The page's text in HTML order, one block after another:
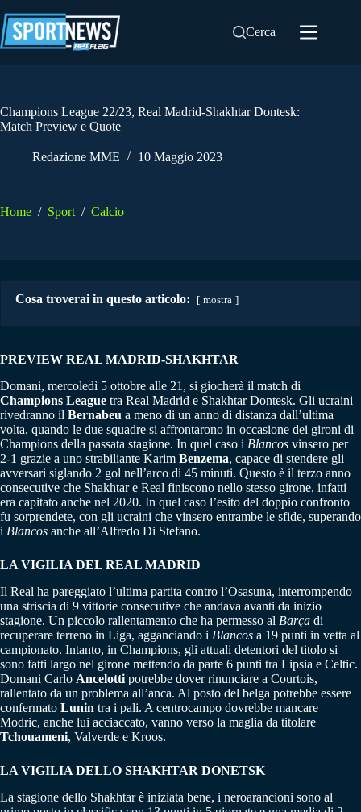
al
contenuto
Cerca
Champions League 22/23, Real Madrid-Shakhtar Dontesk:
Match Preview e Quote
Redazione MME 10 Maggio 2023
Home / Sport / Calcio
Cosa troverai in questo articolo: mostra
PREVIEW REAL MADRID-SHAKHTAR
Domani, mercoledì 5 ottobre alle 21, si giocherà il match di
Champions League tra Real Madrid e Shakhtar Dontesk. Gli ucraini
rivedranno il Bernabeu a meno di un anno di distanza dall’ultima
volta, quando le due squadre si affrontarono in occasione dei gironi di
Champions della passata stagione. In quel caso i Blancos vinsero per
2-1 grazie a uno strabiliante Karim Benzema, capace di stendere gli
avversari siglando 2 gol nell’arco di 45 minuti. Questo è il terzo anno
consecutive che Shakhtar e Real finiscono nello stesso girone, infatti
era capitato anche nel 2020. In quel caso l’esito del doppio confronto
fu sorprendete, con gli ucraini che vinsero entrambe le sfide, superando
i Blancos anche all’Alfredo Di Stefano.
LA VIGILIA DEL REAL MADRID
Il Real ha pareggiato l’ultima partita contro l’Osasuna, interrompendo
una striscia di 9 vittorie consecutive che andava avanti da inizio
stagione. Un piccolo rallentamento che ha permesso al Barça di
recuperare terreno in Liga, agganciando i Blancos a 19 punti in vetta al
campionato. Intanto, in Champions, gli attuali detentori del titolo si
sono fatti largo nel girone mettendo da parte 6 punti tra Lipsia e Celtic.
Domani Carlo Ancelotti potrebbe dover rinunciare a Courtois,
rallentato da un problema all’anca. Al posto del belga potrebbe essere
confermato Lunin tra i pali. A centrocampo dovrebbe mancare
Modric, anche lui acciaccato, vanno verso la maglia da titolare
Tchouameni, Valverde e Kroos.
LA VIGILIA DELLO SHAKHTAR DONETSK
La stagione dello Shakhtar è iniziata bene, i neroarancioni sono al